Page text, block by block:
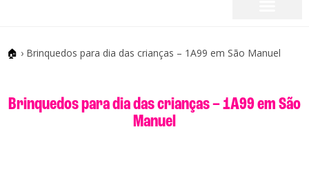
🏠 › Brinquedos para dia das crianças – 1A99 em São Manuel
Brinquedos para dia das crianças – 1A99 em São
Manuel